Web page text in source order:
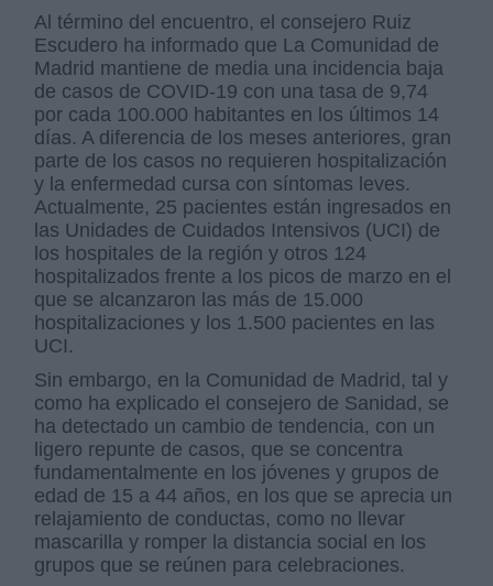
Al término del encuentro, el consejero Ruiz
Escudero ha informado que La Comunidad de
Madrid mantiene de media una incidencia baja
de casos de COVID-19 con una tasa de 9,74
por cada 100.000 habitantes en los últimos 14
días. A diferencia de los meses anteriores, gran
parte de los casos no requieren hospitalización
y la enfermedad cursa con síntomas leves.
Actualmente, 25 pacientes están ingresados en
las Unidades de Cuidados Intensivos (UCI) de
los hospitales de la región y otros 124
hospitalizados frente a los picos de marzo en el
que se alcanzaron las más de 15.000
hospitalizaciones y los 1.500 pacientes en las
UCI.
Sin embargo, en la Comunidad de Madrid, tal y
como ha explicado el consejero de Sanidad, se
ha detectado un cambio de tendencia, con un
ligero repunte de casos, que se concentra
fundamentalmente en los jóvenes y grupos de
edad de 15 a 44 años, en los que se aprecia un
relajamiento de conductas, como no llevar
mascarilla y romper la distancia social en los
grupos que se reúnen para celebraciones.